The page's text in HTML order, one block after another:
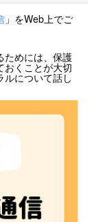
」をWeb上でご
ためには、保護
おくことが大切
ルについて話し